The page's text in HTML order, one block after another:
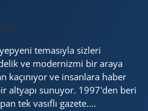
temasıyla sizleri
ve modernizmi bir araya
kaçınıyor ve insanlara haber
altyapı sunuyor. 1997'den beri
tek vasıflı gazete....